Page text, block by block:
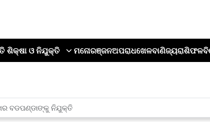
ଶିକ୍ଷା ଓ ନିଯୁକ୍ତି ମନୋରଞ୍ଜନଅପରାଧଖେଳବାଣିଜ୍ୟରାଶିଫଳ
ବଡପଣ୍ଡାଙ୍କୁ ନିଯୁକ୍ତି